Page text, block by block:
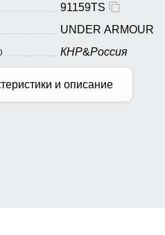
91159TS
UNDER ARMOUR
КНР&Россия
и описание